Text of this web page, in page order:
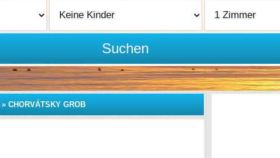
Suchen
» CHORVÁTSKY GROB